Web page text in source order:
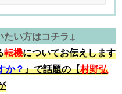
たい方はコチラ↓
転機についてお伝えします
か？』で話題の【村野弘